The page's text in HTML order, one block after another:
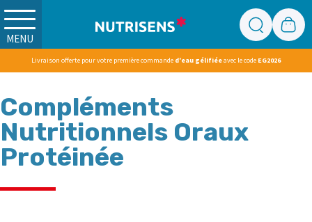
Livraison offerte pour votre première commande d'eau gélifiéeavec le code EG2026
MENU
Compléments
Nutritionnels Oraux
Protéinée